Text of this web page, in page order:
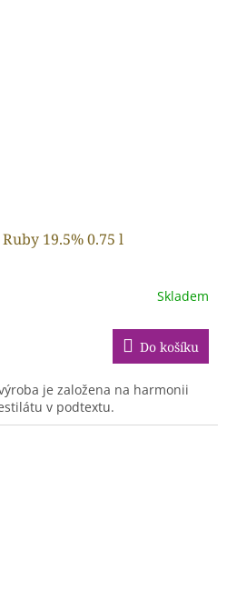
19.5% 0.75 l
Skladem
Do košíku
je založena na harmonii
v podtextu.